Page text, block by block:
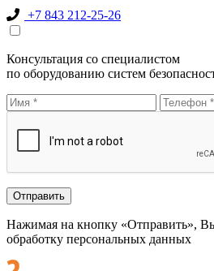
+7 843 212-25-26
Консультация со специалистом
по оборудованию систем
Нажимая на кнопку «Отправить»,
обработку персональных данных